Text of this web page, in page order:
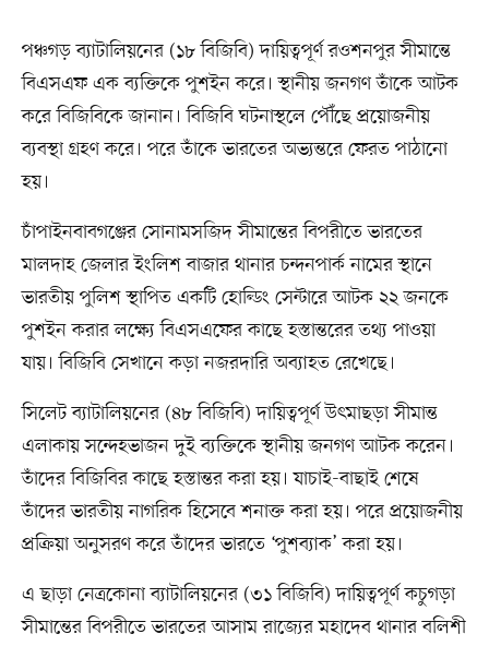
পঞ্চগড় ব্যাটালিয়নের (১৮ বিজিবি) দায়িত্বপূর্ণ রওশনপুর সীমান্তে
বিএসএফ এক ব্যক্তিকে পুশইন করে। স্থানীয় জনগণ তাঁকে আটক
করে বিজিবিকে জানান। বিজিবি ঘটনাস্থলে পৌঁছে প্রয়োজনীয়
ব্যবস্থা গ্রহণ করে। পরে তাঁকে ভারতের অভ্যন্তরে ফেরত পাঠানো
হয়।
চাঁপাইনবাবগঞ্জের সোনামসজিদ সীমান্তের বিপরীতে ভারতের
মালদাহ জেলার ইংলিশ বাজার থানার চন্দনপার্ক নামের স্থানে
ভারতীয় পুলিশ স্থাপিত একটি হোল্ডিং সেন্টারে আটক ২২ জনকে
পুশইন করার লক্ষ্যে বিএসএফের কাছে হস্তান্তরের তথ্য পাওয়া
যায়। বিজিবি সেখানে কড়া নজরদারি অব্যাহত রেখেছে।
সিলেট ব্যাটালিয়নের (৪৮ বিজিবি) দায়িত্বপূর্ণ উৎমাছড়া সীমান্ত
এলাকায় সন্দেহভাজন দুই ব্যক্তিকে স্থানীয় জনগণ আটক করেন।
তাঁদের বিজিবির কাছে হস্তান্তর করা হয়। যাচাই-বাছাই শেষে
তাঁদের ভারতীয় নাগরিক হিসেবে শনাক্ত করা হয়। পরে প্রয়োজনীয়
প্রক্রিয়া অনুসরণ করে তাঁদের ভারতে ‘পুশব্যাক’ করা হয়।
এ ছাড়া নেত্রকোনা ব্যাটালিয়নের (৩১ বিজিবি) দায়িত্বপূর্ণ কচুগড়া
সীমান্তের বিপরীতে ভারতের আসাম রাজ্যের মহাদেব থানার বলিশী